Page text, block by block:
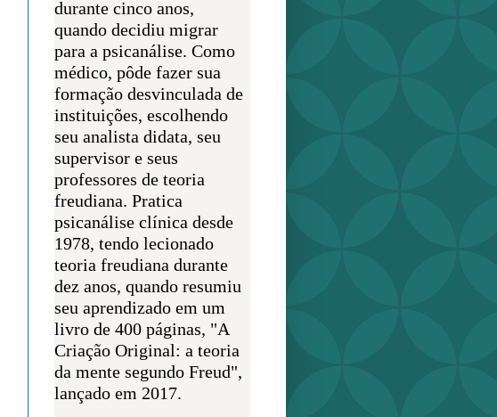
durante cinco anos,
quando decidiu migrar
para a psicanálise. Como
médico, pôde fazer sua
formação desvinculada de
instituições, escolhendo
seu analista didata, seu
supervisor e seus
professores de teoria
freudiana. Pratica
psicanálise clínica desde
1978, tendo lecionado
teoria freudiana durante
dez anos, quando resumiu
seu aprendizado em um
livro de 400 páginas, "A
Criação Original: a teoria
da mente segundo Freud",
lançado em 2017.